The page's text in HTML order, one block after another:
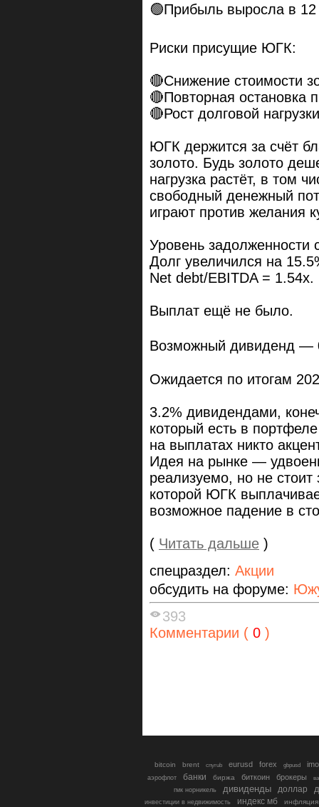
🟢Прибыль выросла в 12
Риски присущие ЮГК:
🔴Снижение стоимости
🔴Повторная остановка
🔴Рост долговой нагрузки
ЮГК держится за счёт
золото. Будь золото
нагрузка растёт, в том
свободный денежный
играют против желания
Уровень задолженности
Долг увеличился на
Net debt/EBITDA = 1.54x.
Выплат ещё не было.
Возможный дивиденд —
Ожидается по итогам
3.2% дивидендами,
который есть в
на выплатах никто
Идея на рынке —
реализуемо, но не стоит
которой ЮГК
возможное падение в
( Читать дальше )
спецраздел: Акции
обсудить на форуме:
393
Комментарии ( 0 )
bitcoin brent cnyrub eurusd forex gbpusd
аэрофлот банки биржа биткоин брокеры
гмк норникель
дивиденды доллар
инвестиции в недвижимость индекс мб инфляция